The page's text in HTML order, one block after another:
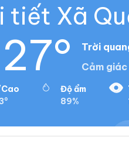
tiết Xã
27°
Trời
Cảm giác
Độ ẩm
89%